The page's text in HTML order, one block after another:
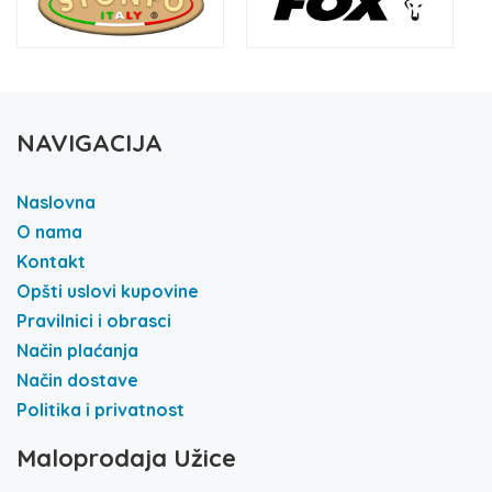
NAVIGACIJA
Naslovna
O nama
Kontakt
Opšti uslovi kupovine
Pravilnici i obrasci
Način plaćanja
Način dostave
Politika i privatnost
Maloprodaja Užice